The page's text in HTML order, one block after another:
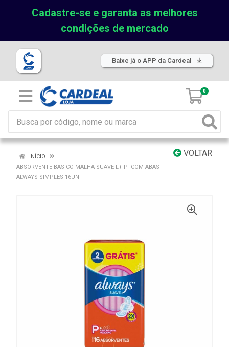
Cadastre-se e garanta as melhores
condições de mercado
Baixe já o APP da Cardeal
0
VOLTAR
INÍCIO
ABSORVENTE BASICO MALHA SUAVE L+ P- COM ABAS
ALWAYS SIMPLES 16UN